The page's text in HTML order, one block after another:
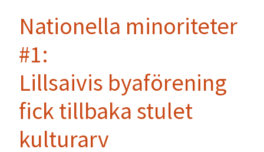
Nationella minoriteter
#1:
Lillsaivis byaförening
fick tillbaka stulet
kulturarv